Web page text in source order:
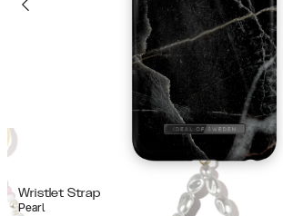
Wristlet Strap
Pearl